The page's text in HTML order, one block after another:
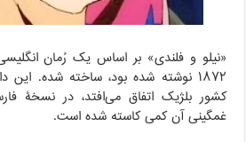
«نیلو و فلندی» بر اساس یک رُمان انگلیسی
۱۸۷۲ نوشته شده بود، ساخته شده. این
کشور بلژیک اتفاق می‌افتد، در نسخۀ
غمگینی آن کمی کاسته شده است.